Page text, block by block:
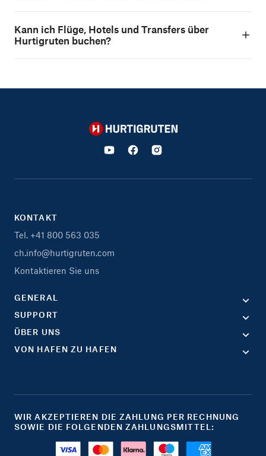
Kann ich Flüge, Hotels und Transfers über
Hurtigruten buchen?
Hurtigruten
KONTAKT
Tel. +41 800 563 035
ch.info@hurtigruten.com
Kontaktieren Sie uns
GENERAL
SUPPORT
ÜBER UNS
VON HAFEN ZU HAFEN
WIR AKZEPTIEREN DIE ZAHLUNG PER RECHNUNG
SOWIE DIE FOLGENDEN ZAHLUNGSMITTEL: